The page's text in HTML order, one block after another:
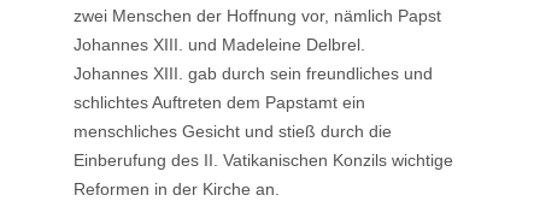
zwei Menschen der Hoffnung vor, nämlich Papst
Johannes XIII. und Madeleine Delbrel.
Johannes XIII. gab durch sein freundliches und
schlichtes Auftreten dem Papstamt ein
menschliches Gesicht und stieß durch die
Einberufung des II. Vatikanischen Konzils wichtige
Reformen in der Kirche an.